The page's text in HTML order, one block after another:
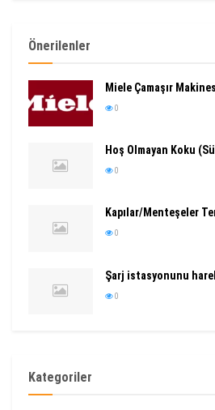
Önerilenler
Miele Çamaşır
0
Hoş Olmayan Koku
0
Kapılar/Menteşeler
0
Şarj istasyonunu
0
Kategoriler